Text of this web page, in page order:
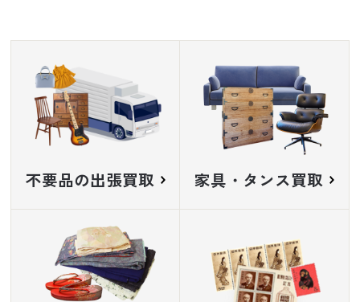
不要品の出張買取 家具・タンス買取